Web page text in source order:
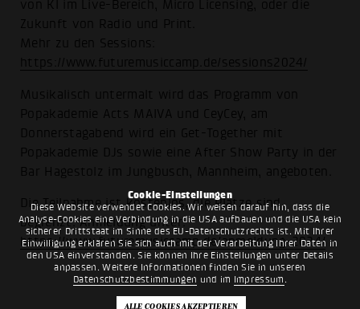
Cookie-Einstellungen
Diese Website verwendet Cookies. Wir weisen darauf hin, dass die
Analyse-Cookies eine Verbindung in die USA aufbauen und die USA kein
sicherer Drittstaat im Sinne des EU-Datenschutzrechts ist. Mit Ihrer
Einwilligung erklären Sie sich auch mit der Verarbeitung Ihrer Daten in
den USA einverstanden. Sie können Ihre Einstellungen unter Details
anpassen. Weitere Informationen finden Sie in unseren
Datenschutzbestimmungen und im Impressum .
von KI im Live-Bereich, Micro Licensing, oder die
Zukunft von Radio und Print.
Mehr zu den Sessions:
https://www.futuremusiccamp.de/sessions2024/
Musikalisch untermalt wird das Programm von
Popakademie Acts MAIVA und CeyCey, am
Donnerstagabend wird ein Get-Together mit
Popakademie DJs sowie eine After Show Party in der
Bar Hagestolz im Jungbusch, Mannheim, angeboten.
Die Teilnahme ist kostenlos, die Plätze sind
begrenzt. Anmeldung unter:
https://www.futuremusiccamp.de/anmeldung-2024/